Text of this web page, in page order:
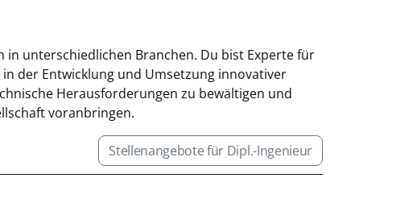
unterschiedlichen Branchen. Du bist Experte für
der Entwicklung und Umsetzung innovativer
Herausforderungen zu bewältigen und
voranbringen.
Stellenangebote für Dipl.-Ingenieur